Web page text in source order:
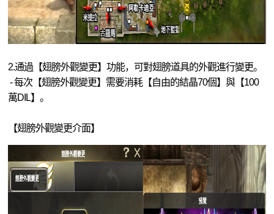
2.通過【翅膀外觀變更】功能，可對翅膀道具的外觀進行變更。
- 每次【翅膀外觀變更】需要消耗【自由的結晶70個】與【100
萬DIL】。
【翅膀外觀變更介面】